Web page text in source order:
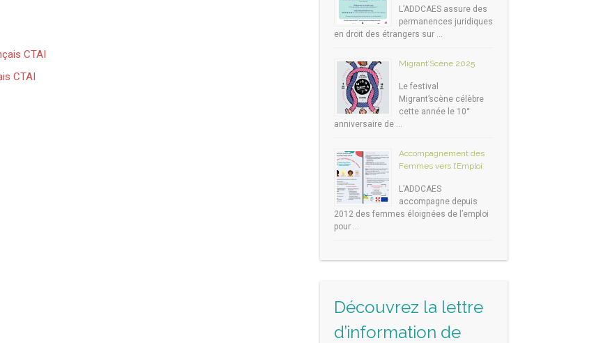
CTAI
CTAI
L’ADDCAES assure des
permanences juridiques
en droit des étrangers sur …
Migrant’Scène 2025
Le festival
Migrant’scène célèbre
cette année le 10°
anniversaire de …
Accompagnement des
Femmes vers l’Emploi
L’ADDCAES
accompagne depuis
2012 des femmes éloignées de l’emploi
pour …
Découvrez la lettre
d’information de